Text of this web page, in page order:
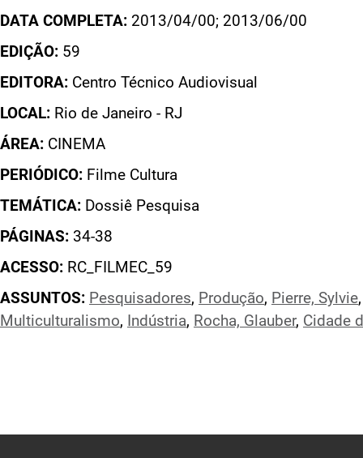
DATA COMPLETA: 2013/04/00; 2013/06/00
EDIÇÃO: 59
EDITORA: Centro Técnico Audiovisual
LOCAL: Rio de Janeiro - RJ
ÁREA: CINEMA
PERIÓDICO: Filme Cultura
TEMÁTICA: Dossiê Pesquisa
PÁGINAS: 34-38
ACESSO: RC_FILMEC_59
ASSUNTOS: Pesquisadores, Produção, Pierre, Sylvie
Multiculturalismo, Indústria, Rocha, Glauber, Cidade